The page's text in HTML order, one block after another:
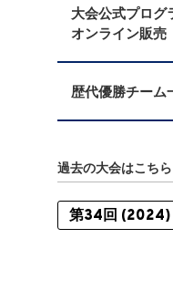
大会公式プログ
オンライン販売
歴代優勝チーム
過去の大会はこちら